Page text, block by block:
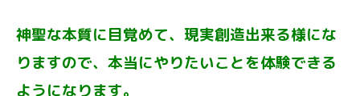
神聖な本質に目覚めて、現実創造出来る様にな
りますので、本当にやりたいことを体験できる
ようになります。